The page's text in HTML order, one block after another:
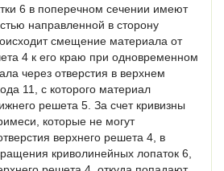
6 в поперечном сечении имеют
направленной в сторону
смещение материала от
4 к его краю при одновременном
через отверстия в верхнем
11, с которого материал
решета 5. За счет кривизны
которые не могут
верхнего решета 4, в
криволинейных лопаток 6,